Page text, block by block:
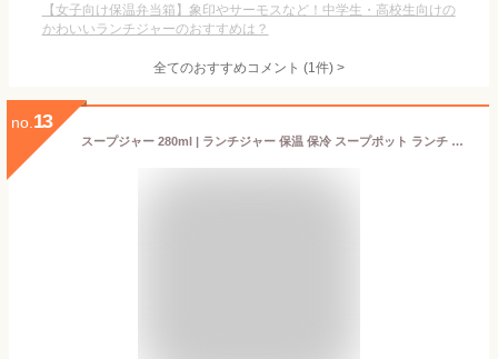
【女子向け保温弁当箱】象印やサーモスなど！中学生・高校生向けの
かわいいランチジャーのおすすめは？
全てのおすすめコメント (1件) >
no. 13
スープジャー 280ml | ランチジャー 保温 保冷 スープポット ランチ ランチボックス お弁当 コンパクト シンプル おしゃれ ピンク ブラウン 保温保冷 スープ ジャー ステンレス べんとう 弁当 断熱 プレゼント 保温弁当 保温スープジャー ポット スープボトル フードポット